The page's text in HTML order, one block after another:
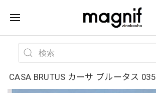
CASA BRUTUS カーサ ブルータス 035